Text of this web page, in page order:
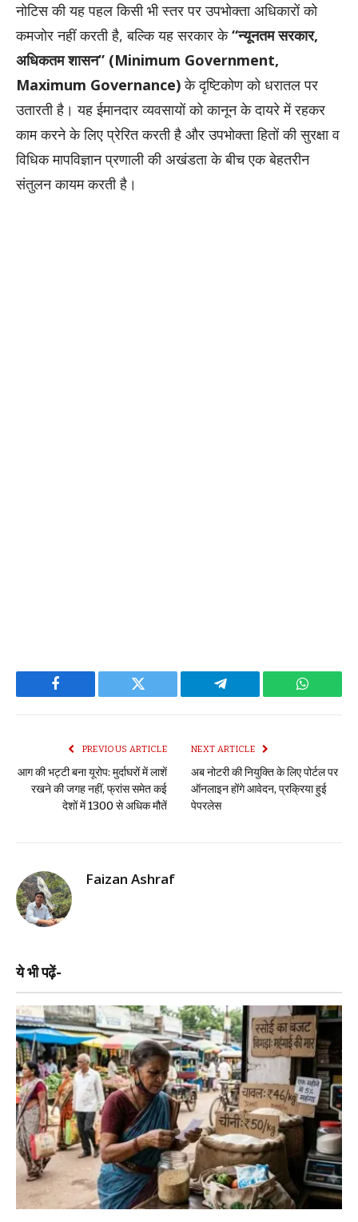
नोटिस की यह पहल किसी भी स्तर पर उपभोक्ता अधिकारों को
कमजोर नहीं करती है, बल्कि यह सरकार के“न्यूनतम सरकार,
अधिकतम शासन” (Minimum Government,
Maximum Governance)के दृष्टिकोण को धरातल पर
उतारती है। यह ईमानदार व्यवसायों को कानून के दायरे में रहकर
काम करने के लिए प्रेरित करती है और उपभोक्ता हितों की सुरक्षा व
विधिक मापविज्ञान प्रणाली की अखंडता के बीच एक बेहतरीन
संतुलन कायम करती है।
Facebook Twitter Telegram
PREVIOUS ARTICLE
आग की भट्टी बना यूरोप: मुर्दाघरों में लाशें
रखने की जगह नहीं, फ्रांस समेत कई
देशों में 1300 से अधिक मौतें
NEXT ARTICLE
अब नोटरी की नियुक्ति के लिए पोर्टल पर
ऑनलाइन होंगे आवेदन, प्रक्रिया हुई
पेपरलेस
Faizan Ashraf
ये भी पढ़ें-